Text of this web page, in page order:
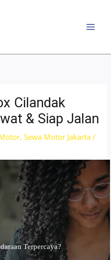
Cilandak
& Siap Jalan
,Sewa Motor Jakarta /
Terpercaya?